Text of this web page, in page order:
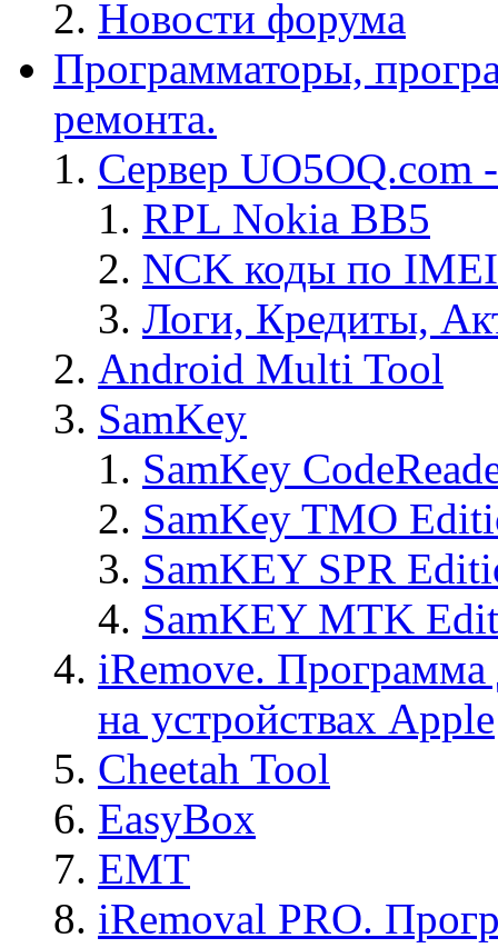
Новости форума
Программаторы,
ремонта.
Сервер
RPL Nokia BB5
NCK коды по IMEI
Логи, Кредиты,
Android Multi Tool
SamKey
SamKey
SamKey TMO
SamKEY SPR
SamKEY MTK
iRemove. Программа
на устройствах Apple
Cheetah Tool
EasyBox
EMT
iRemoval PRO.